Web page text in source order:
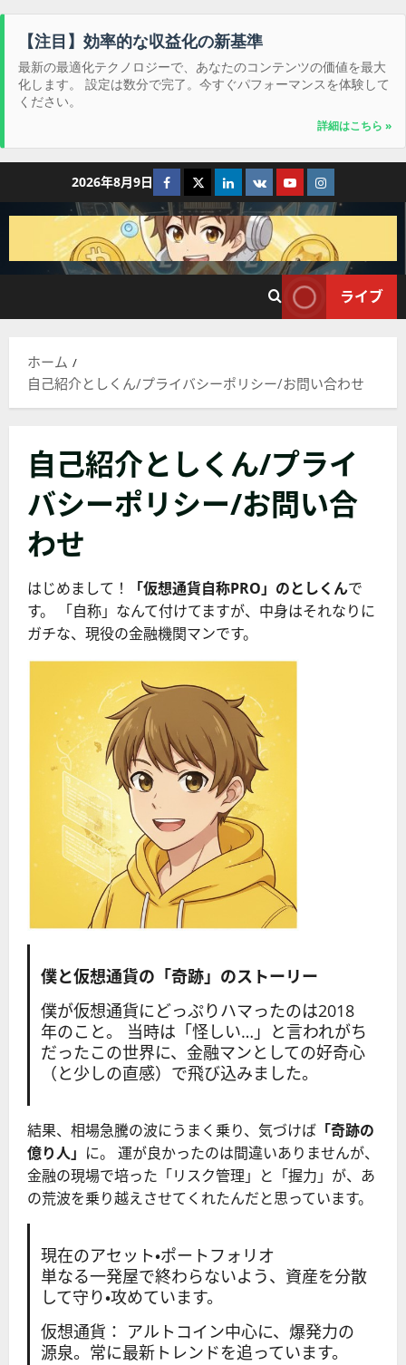
【注目】効率的な収益化の新基準
最新の最適化テクノロジーで、あなたのコンテンツの価値を最大
化します。 設定は数分で完了。今すぐパフォーマンスを体験して
ください。
詳細はこちら »
テ
ツ
2026年8月9日 Facebook
TwitterLinkedIn
VK YouTubeInstagram
ライブ
ホーム
自己紹介としくん/プライバシーポリシー/お問い合わせ
自己紹介としくん/プライ
バシーポリシー/お問い合
わせ
はじめまして！ 「仮想通貨自称PRO」のとしくんで
す。 「自称」なんて付けてますが、中身はそれなりに
ガチな、現役の金融機関マンです。
僕と仮想通貨の「奇跡」のストーリー
僕が仮想通貨にどっぷりハマったのは2018
年のこと。 当時は「怪しい…」と言われがち
だったこの世界に、金融マンとしての好奇心
（と少しの直感）で飛び込みました。
結果、相場急騰の波にうまく乗り、気づけば 「奇跡の
億り人」 に。 運が良かったのは間違いありませんが、
金融の現場で培った「リスク管理」と「握力」が、あ
の荒波を乗り越えさせてくれたんだと思っています。
現在のアセット・ポートフォリオ
単なる一発屋で終わらないよう、資産を分散
して守り・攻めています。
仮想通貨： アルトコイン中心に、爆発力の
源泉。常に最新トレンドを追っています。